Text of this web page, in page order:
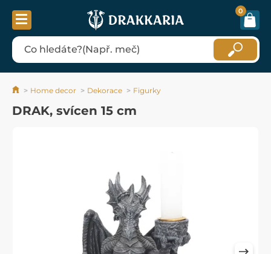
0
Home decor Dekorace Figurky
DRAK, svícen 15 cm